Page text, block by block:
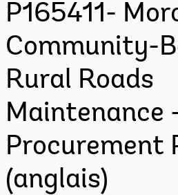
P165411-
Community-
Rural Roads
Maintenance
Procurement
(anglais)